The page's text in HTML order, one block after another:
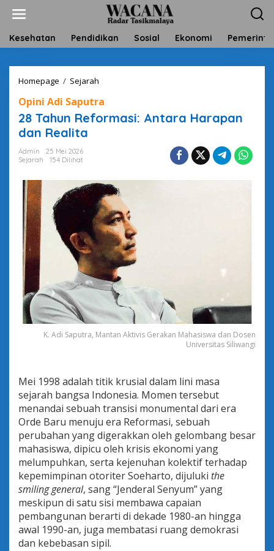
t
Kesehatan Pendidikan Sosial Ekonomi
Homepage / Sejarah
T
a
h
f
r
m
a
s
i
:
n
t
r
a
H
p
n
d
a
n
R
e
a
l
i
t
Opini Adi Saputra
28 Tahun Reformasi: Antara Harapan
dan Realita
Admin
25 Mei 2026
Sejarah
154 Dilihat
K. Adi Saputra, Mantan Aktivis Gerakan Mahasiswa dan Dosen
Universitas Siliwangi
Mei 1998 adalah titik krusial dalam lini masa
sejarah bangsa Indonesia. Momen tersebut
menandai sebuah transisi monumental dari era
Orde Baru menuju era Reformasi, sebuah
perubahan yang digerakkan oleh gelombang besar
mahasiswa, dipicu oleh krisis ekonomi yang
melumpuhkan, serta kejenuhan kolektif terhadap
kepemimpinan otoriter Soeharto, dijuluki the
smiling general, sang “Jenderal Senyum” yang
meskipun di satu sisi membawa capaian
pembangunan berarti di dekade 1980-an hingga
awal 1990-an, juga membatasi ruang demokrasi
dan kebebasan sipil.